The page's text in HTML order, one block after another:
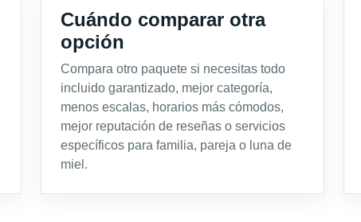
Cuándo comparar otra
opción
Compara otro paquete si necesitas todo
incluido garantizado, mejor categoría,
menos escalas, horarios más cómodos,
mejor reputación de reseñas o servicios
específicos para familia, pareja o luna de
miel.